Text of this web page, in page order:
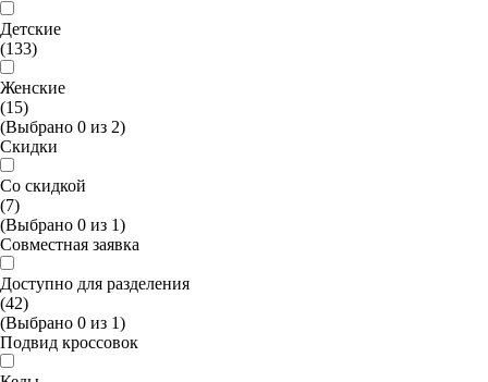
Детские
(133)
Женские
(15)
(Выбрано 0 из 2)
Скидки
Со скидкой
(7)
(Выбрано 0 из 1)
Совместная заявка
Доступно для разделения
(42)
(Выбрано 0 из 1)
Подвид кроссовок